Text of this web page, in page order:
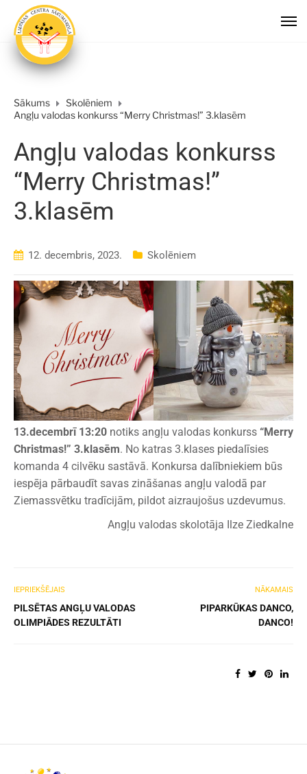
Sākums
Skolēniem
Angļu valodas konkurss “Merry Christmas!” 3.klasēm
Angļu valodas konkurss
“Merry Christmas!”
3.klasēm
12. decembris, 2023. Skolēniem
13.decembrī 13:20 notiks angļu valodas konkurss “Merry
Christmas!” 3.klasēm. No katras 3.klases piedalīsies
komanda 4 cilvēku sastāvā. Konkursa dalībniekiem būs
iespēja pārbaudīt savas zināšanas angļu valodā par
Ziemassvētku tradīcijām, pildot aizraujošus uzdevumus.
Angļu valodas skolotāja Ilze Ziedkalne
IEPRIEKŠĒJAIS
PILSĒTAS ANGĻU VALODAS
OLIMPIĀDES REZULTĀTI
NĀKAMAIS
PIPARKŪKAS DANCO,
DANCO!